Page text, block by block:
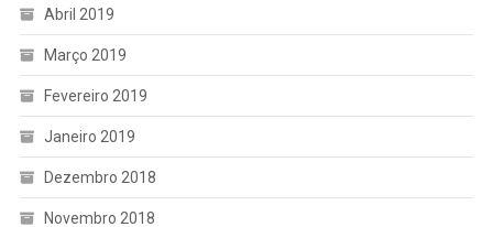
Abril 2019
Março 2019
Fevereiro 2019
Janeiro 2019
Dezembro 2018
Novembro 2018